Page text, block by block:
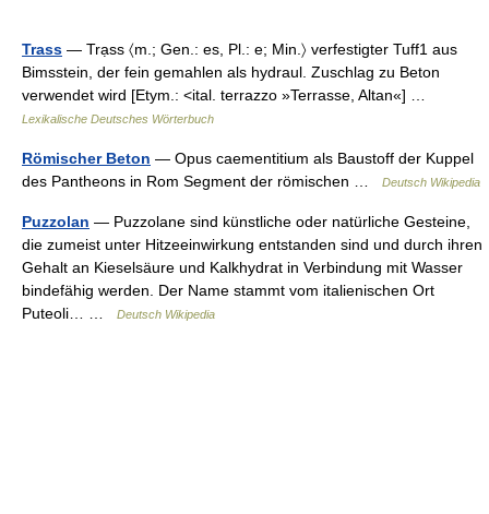
Trass — Trạss 〈m.; Gen.: es, Pl.: e; Min.〉 verfestigter Tuff1 aus
Bimsstein, der fein gemahlen als hydraul. Zuschlag zu Beton
verwendet wird [Etym.: <ital. terrazzo »Terrasse, Altan«] …
Lexikalische Deutsches Wörterbuch
Römischer Beton — Opus caementitium als Baustoff der Kuppel
des Pantheons in Rom Segment der römischen …
Deutsch Wikipedia
Puzzolan — Puzzolane sind künstliche oder natürliche Gesteine,
die zumeist unter Hitzeeinwirkung entstanden sind und durch ihren
Gehalt an Kieselsäure und Kalkhydrat in Verbindung mit Wasser
bindefähig werden. Der Name stammt vom italienischen Ort
Puteoli… …
Deutsch Wikipedia